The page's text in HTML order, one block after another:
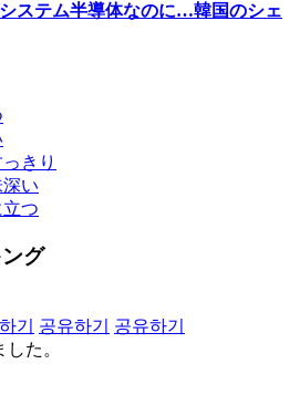
ステム半導体なのに…韓国のシェ
きり
い
つ
グ
기 공유하기
공유하기
た。